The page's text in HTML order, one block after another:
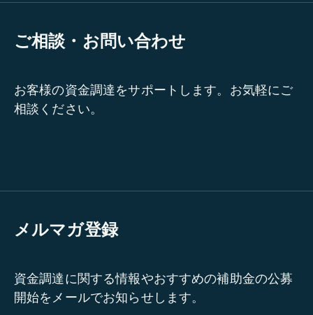
ご相談・お問い合わせ
お客様の資金調達をサポートします。お気軽にご
相談ください。
メルマガ登録
資金調達に関する情報やおすすめの補助金の公募
開始をメールでお知らせします。